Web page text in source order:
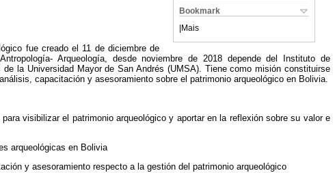
Bookmark
Mais
fue creado el 11 de diciembre de
Arqueología, desde noviembre de 2018 depende del Instituto de
de la Universidad Mayor de San Andrés (UMSA). Tiene como misión constituirse
capacitación y asesoramiento sobre el patrimonio arqueológico en Bolivia.
visibilizar el patrimonio arqueológico y aportar en la reflexión sobre su valor e
arqueológicas en Bolivia
y asesoramiento respecto a la gestión del patrimonio arqueológico